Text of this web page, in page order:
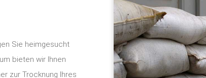
Sie heimgesucht
bieten wir Ihnen
zur Trocknung Ihres